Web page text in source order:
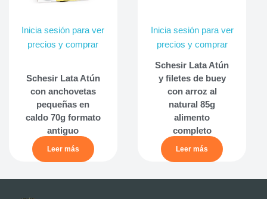
Inicia sesión para ver
precios y comprar
Schesir Lata Atún
con anchovetas
pequeñas en
caldo 70g formato
antiguo
Leer más
Inicia sesión para ver
precios y comprar
Schesir Lata Atún
y filetes de buey
con arroz al
natural 85g
alimento
completo
Leer más